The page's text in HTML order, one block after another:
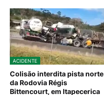
ACIDENTE
Colisão interdita pista norte
da Rodovia Régis
Bittencourt, em Itapecerica